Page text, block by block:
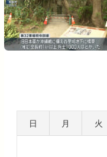
日 月 火